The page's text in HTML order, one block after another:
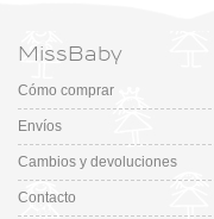
MissBaby
Cómo comprar
Envíos
Cambios y devoluciones
Contacto